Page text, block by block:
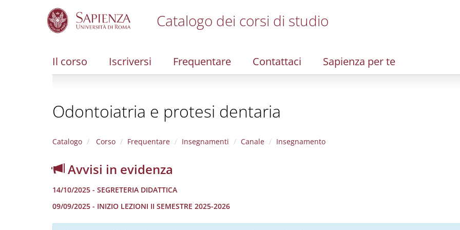
Catalogo dei corsi di studio
Il corso Iscriversi Frequentare Contattaci Sapienza per te
Odontoiatria e protesi dentaria
Catalogo Corso Frequentare Insegnamenti Canale Insegnamento
Avvisi in evidenza
14/10/2025 - SEGRETERIA DIDATTICA
09/09/2025 - INIZIO LEZIONI II SEMESTRE 2025-2026